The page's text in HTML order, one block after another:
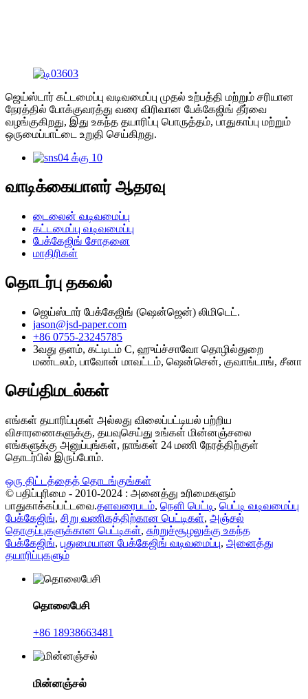
ஜெய்ஸ்டார் கட்டமைப்பு வடிவமைப்பு முதல் உற்பத்தி மற்றும் சரியான
நேரத்தில் போக்குவரத்து வரை விரிவான பேக்கேஜிங் தீர்வை
வழங்குகிறது, இது உகந்த தயாரிப்பு பொருத்தம், பாதுகாப்பு மற்றும்
ஒருமைப்பாட்டை உறுதி செய்கிறது.
வாடிக்கையாளர் ஆதரவு
டைலைன் வடிவமைப்பு
கட்டமைப்பு வடிவமைப்பு
பேக்கேஜிங் சோதனை
மாதிரிகள்
தொடர்பு தகவல்
ஜெய்ஸ்டார் பேக்கேஜிங் (ஷென்ஜென்) லிமிடெட்.
jason@jsd-paper.com
+86 0755-23245785
3வது தளம், கட்டிடம் C, ஹுய்ச்சாவோ தொழில்துறை
மண்டலம், பாவோன் மாவட்டம், ஷென்சென், குவாங்டாங், சீனா
செய்திமடல்கள்
எங்கள் தயாரிப்புகள் அல்லது விலைப்பட்டியல் பற்றிய
விசாரணைகளுக்கு, தயவுசெய்து உங்கள் மின்னஞ்சலை
எங்களுக்கு அனுப்புங்கள், நாங்கள் 24 மணி நேரத்திற்குள்
தொடர்பில் இருப்போம்.
ஒரு திட்டத்தைத் தொடங்குங்கள்
© பதிப்புரிமை - 2010-2024 : அனைத்து உரிமைகளும்
பாதுகாக்கப்பட்டவை.தளவரைபடம், நெளி பெட்டி, பெட்டி வடிவமைப்பு
பேக்கேஜிங், சிறு வணிகத்திற்கான பெட்டிகள், அஞ்சல்
தொகுப்புகளுக்கான பெட்டிகள், சுற்றுச்சூழலுக்கு உகந்த
பேக்கேஜிங், புதுமையான பேக்கேஜிங் வடிவமைப்பு, அனைத்து
தயாரிப்புகளும்
தொலைபேசி
+86 18938663481
மின்னஞ்சல்